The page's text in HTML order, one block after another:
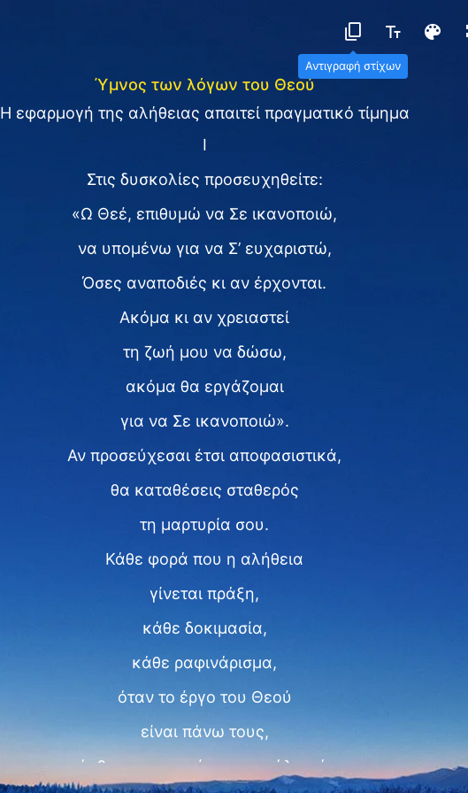
Αντιγραφή στίχων
Ύμνος των λόγων του Θεού
Η εφαρμογή της αλήθειας απαιτεί πραγματικό τίμημα
I
Στις δυσκολίες προσευχηθείτε:
«Ω Θεέ, επιθυμώ να Σε ικανοποιώ,
να υπομένω για να Σ’ ευχαριστώ,
Όσες αναποδιές κι αν έρχονται.
Ακόμα κι αν χρειαστεί
τη ζωή μου να δώσω,
ακόμα θα εργάζομαι
για να Σε ικανοποιώ».
Αν προσεύχεσαι έτσι αποφασιστικά,
θα καταθέσεις σταθερός
τη μαρτυρία σου.
Κάθε φορά που η αλήθεια
γίνεται πράξη,
κάθε δοκιμασία,
κάθε ραφινάρισμα,
όταν το έργο του Θεού
είναι πάνω τους,
οι άνθρωποι υπομένουν μεγάλο πόνο.